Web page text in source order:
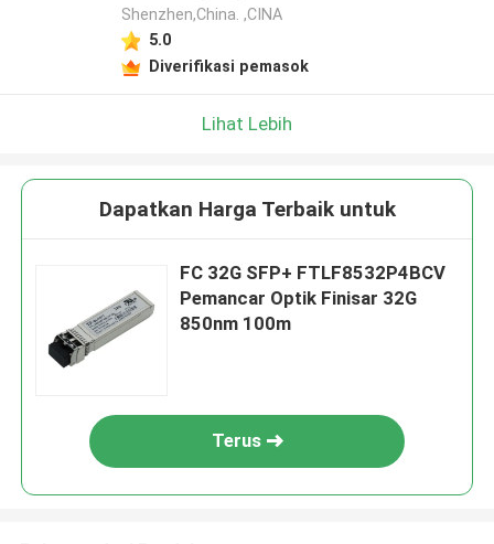
Shenzhen,China. ,CINA
5.0
Diverifikasi pemasok
Lihat Lebih
Dapatkan Harga Terbaik untuk
FC 32G SFP+ FTLF8532P4BCV
Pemancar Optik Finisar 32G
850nm 100m
Terus